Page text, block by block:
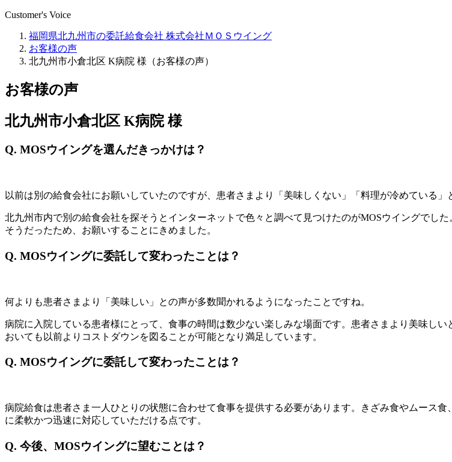
Customer's Voice
福岡県北九州市の委託給食会社 株式会社ＭＯＳウイング
お客様の声
北九州市小倉北区 K病院 様（お客様の声）
お客様の声
北九州市小倉北区 K病院 様
Q. MOSウイングを選んだきっかけは？
以前は別の給食会社にお願いしていたのですが、患者さまより「美味しくない」「料理が冷めている」
北九州市内で別の給食会社を探そうとインターネットで色々と調べて見つけたのがMOSウイングでし
そうだったため、お願いすることにきめました。
Q. MOSウイングに委託して変わったことは？
何よりも患者さまより「美味しい」との声が多数聞かれるようになったことですね。
病院に入院している患者様にとって、食事の時間は数少ない楽しみな場面です。患者さまより美味し
おいても以前よりコストダウンを図ることが可能となり満足しています。
Q. MOSウイングに委託して変わったことは？
病院給食は患者さま一人ひとりの状態に合わせて食事を提供する必要があります。きざみ食やムース
に柔軟かつ迅速に対応していただける点です。
Q. 今後、MOSウイングに望むことは？